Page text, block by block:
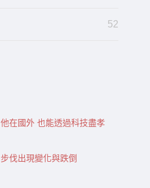
52
他在國外 也能透過科技盡孝
步伐出現變化與跌倒